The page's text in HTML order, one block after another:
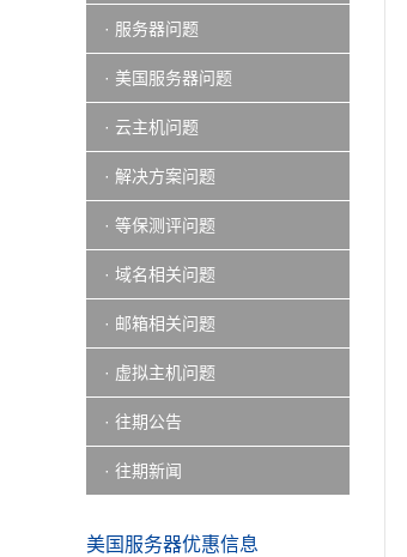
· 服务器问题
· 美国服务器问题
· 云主机问题
· 解决方案问题
· 等保测评问题
· 域名相关问题
· 邮箱相关问题
· 虚拟主机问题
· 往期公告
· 往期新闻
美国服务器优惠信息